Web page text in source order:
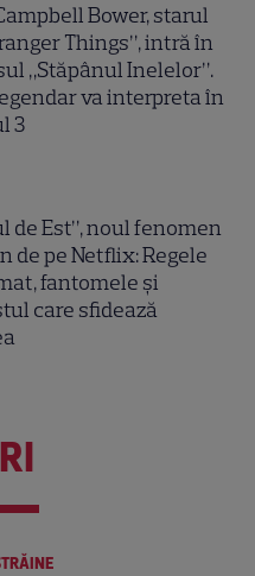
Bower, starul
Things”, intră în
„Stăpânul Inelelor”.
va interpreta în
3
de Est”, noul fenomen
de pe Netflix: Regele
fantomele și
care sfidează